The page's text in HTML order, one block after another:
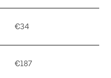
€34
€187